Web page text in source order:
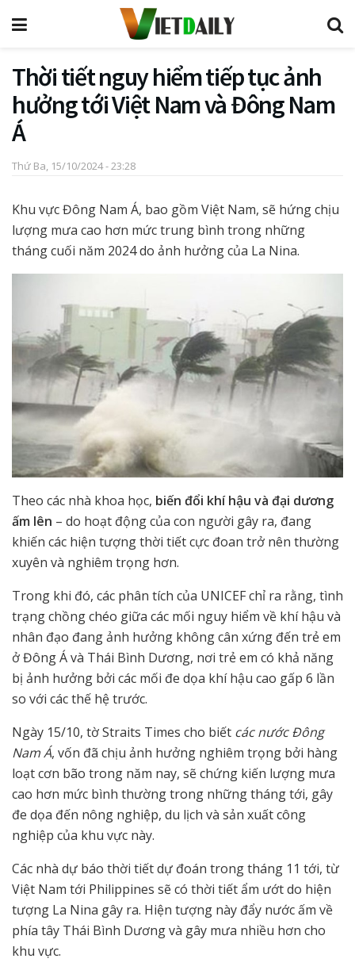
Thời tiết nguy hiểm tiếp tục ảnh
hưởng tới Việt Nam và Đông Nam
Á
Thứ Ba, 15/10/2024 - 23:28
Khu vực Đông Nam Á, bao gồm Việt Nam, sẽ hứng chịu
lượng mưa cao hơn mức trung bình trong những
tháng cuối năm 2024 do ảnh hưởng của La Nina.
Theo các nhà khoa học, biến đổi khí hậu và đại dương
ấm lên – do hoạt động của con người gây ra, đang
khiến các hiện tượng thời tiết cực đoan trở nên thường
xuyên và nghiêm trọng hơn.
Trong khi đó, các phân tích của UNICEF chỉ ra rằng, tình
trạng chồng chéo giữa các mối nguy hiểm về khí hậu và
nhân đạo đang ảnh hưởng không cân xứng đến trẻ em
ở Đông Á và Thái Bình Dương, nơi trẻ em có khả năng
bị ảnh hưởng bởi các mối đe dọa khí hậu cao gấp 6 lần
so với các thế hệ trước.
Ngày 15/10, tờ Straits Times cho biết các nước Đông
Nam Á, vốn đã chịu ảnh hưởng nghiêm trọng bởi hàng
loạt cơn bão trong năm nay, sẽ chứng kiến lượng mưa
cao hơn mức bình thường trong những tháng tới, gây
đe dọa đến nông nghiệp, du lịch và sản xuất công
nghiệp của khu vực này.
Các nhà dự báo thời tiết dự đoán trong tháng 11 tới, từ
Việt Nam tới Philippines sẽ có thời tiết ẩm ướt do hiện
tượng La Nina gây ra. Hiện tượng này đẩy nước ấm về
phía tây Thái Bình Dương và gây mưa nhiều hơn cho
khu vực.